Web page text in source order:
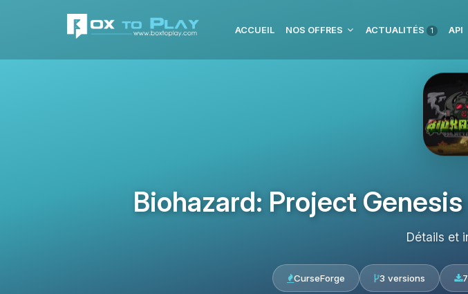
ACCUEIL NOS OFFRES ACTUALITÉS 1 API
Biohazard: Project
Détails et
CurseForge 3 versions